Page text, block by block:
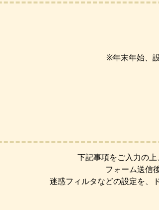
※年末年始、
下記事項をご入力の上
フォーム送信
迷惑フィルタなどの設定を、